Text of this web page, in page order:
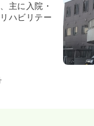
主に入院・
ハビリテー